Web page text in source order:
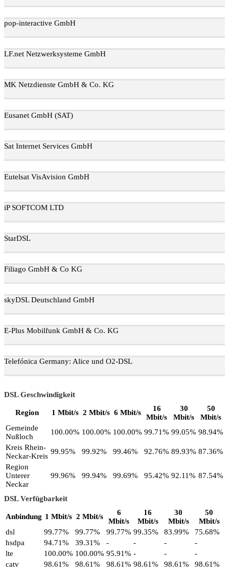
pop-interactive GmbH
LF.net Netzwerksysteme GmbH
MK Netzdienste GmbH & Co. KG
Eusanet GmbH (SAT)
Sat Internet Services GmbH
Eutelsat VisAvision GmbH
iP SOFTCOM LTD
StarDSL
Filiago GmbH & Co KG
skyDSL Deutschland GmbH
E-Plus Mobilfunk GmbH & Co. KG
Telefónica Germany: Alice und O2-DSL
DSL Geschwindigkeit
Region 1 Mbit/s 2 Mbit/s 6 Mbit/s
16
Mbit/s
30
Mbit/s
50
Mbit/s
Gemeinde
Nußloch
100.00% 100.00% 100.00% 99.71% 99.05% 98.94%
Kreis Rhein-
Neckar-Kreis
99.95% 99.92% 99.46% 92.76% 89.93% 87.36%
Region
Unterer
Neckar
99.96% 99.94% 99.69% 95.42% 92.11% 87.54%
DSL Verfügbarkeit
Anbindung 1 Mbit/s 2 Mbit/s
6
Mbit/s
16
Mbit/s
30
Mbit/s
50
Mbit/s
dsl
99.77% 99.77% 99.77% 99.35% 83.99%
75.68%
hsdpa
94.71% 39.31% - - -
-
lte
100.00% 100.00% 95.91% - -
-
catv
98.61% 98.61% 98.61% 98.61% 98.61% 98.61%